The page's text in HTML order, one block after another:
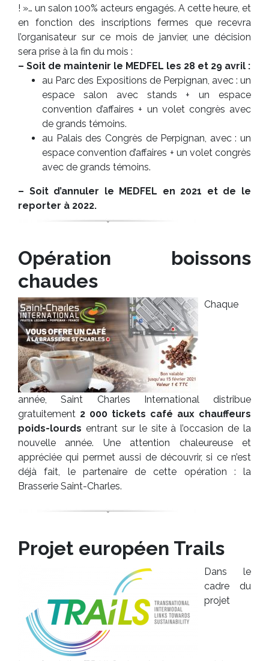
! »… un salon 100% acteurs engagés. A cette heure, et
en fonction des inscriptions fermes que recevra
l’organisateur sur ce mois de janvier, une décision
sera prise à la fin du mois :
– Soit de maintenir le MEDFEL les 28 et 29 avril :
au Parc des Expositions de Perpignan, avec : un
espace salon avec stands + un espace
convention d’affaires + un volet congrès avec
de grands témoins.
au Palais des Congrès de Perpignan, avec : un
espace convention d’affaires + un volet congrès
avec de grands témoins.
– Soit d’annuler le MEDFEL en 2021 et de le
reporter à 2022.
Opération boissons
chaudes
Chaque
année,
Saint Charles International distribue
gratuitement 2 000 tickets café aux chauffeurs
poids-lourds entrant sur le site à l’occasion de la
nouvelle année. Une attention chaleureuse et
appréciée qui permet aussi de découvrir, si ce n’est
déjà fait, le partenaire de cette opération : la
Brasserie Saint-Charles.
Projet européen Trails
Dans le
cadre du
projet